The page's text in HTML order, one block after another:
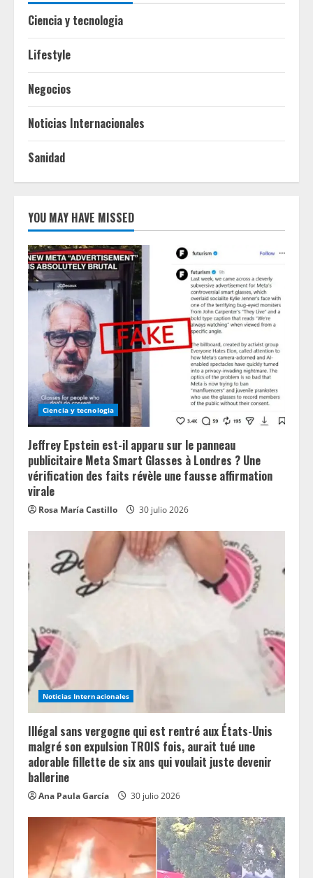
Ciencia y tecnologia
Lifestyle
Negocios
Noticias Internacionales
Sanidad
YOU MAY HAVE MISSED
Ciencia y tecnologia
Jeffrey Epstein est-il apparu sur le panneau
publicitaire Meta Smart Glasses à Londres ? Une
vérification des faits révèle une fausse affirmation
virale
Rosa María Castillo 30 julio 2026
Noticias Internacionales
Illégal sans vergogne qui est rentré aux États-Unis
malgré son expulsion TROIS fois, aurait tué une
adorable fillette de six ans qui voulait juste devenir
ballerine
Ana Paula García 30 julio 2026